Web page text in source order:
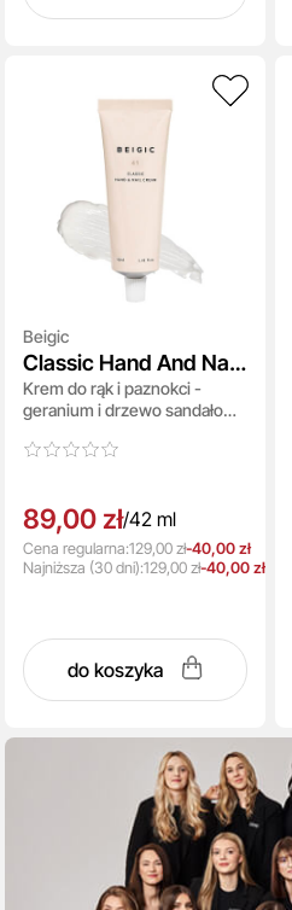
Beigic
Classic Hand And Nail
Cream Geranium And
Sandalwood
Krem do rąk i paznokci -
geranium i drzewo sandałowe
89,00 zł/42 ml
Cena regularna:129,00 zł-40,00 zł
Najniższa (30 dni):129,00 zł-40,00 zł
do koszyka